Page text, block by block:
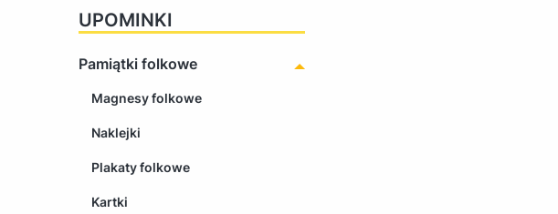
UPOMINKI
Pamiątki folkowe
Magnesy folkowe
Naklejki
Plakaty folkowe
Kartki